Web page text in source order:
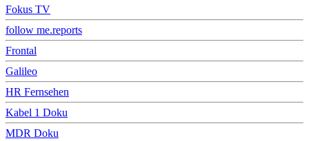
Fokus TV
follow me.reports
Frontal
Galileo
HR Fernsehen
Kabel 1 Doku
MDR Doku